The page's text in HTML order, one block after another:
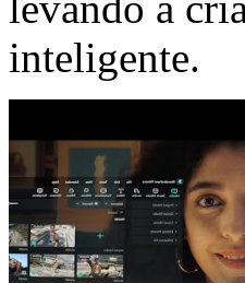
inteligente.